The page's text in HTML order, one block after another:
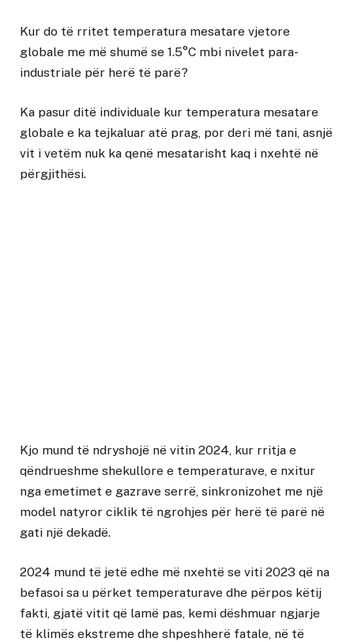
Kur do të rritet temperatura mesatare vjetore
globale me më shumë se 1.5°C mbi nivelet para-
industriale për herë të parë?
Ka pasur ditë individuale kur temperatura mesatare
globale e ka tejkaluar atë prag, por deri më tani, asnjë
vit i vetëm nuk ka qenë mesatarisht kaq i nxehtë në
përgjithësi.
Kjo mund të ndryshojë në vitin 2024, kur rritja e
qëndrueshme shekullore e temperaturave, e nxitur
nga emetimet e gazrave serrë, sinkronizohet me një
model natyror ciklik të ngrohjes për herë të parë në
gati një dekadë.
2024 mund të jetë edhe më nxehtë se viti 2023 që na
befasoi sa u përket temperaturave dhe përpos këtij
fakti, gjatë vitit që lamë pas, kemi dëshmuar ngjarje
të klimës ekstreme dhe shpeshherë fatale, në të